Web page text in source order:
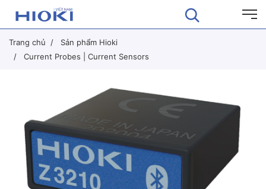
Trang chủ
Sản phẩm Hioki
Current Probes | Current Sensors